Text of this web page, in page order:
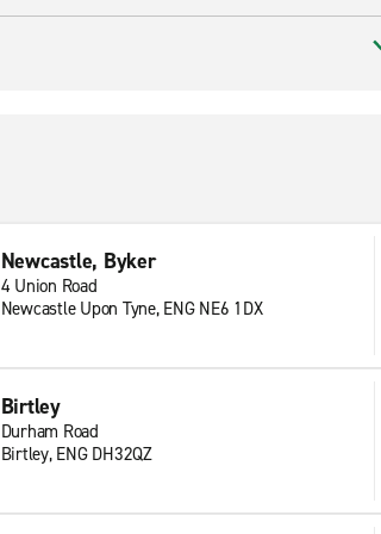
Newcastle, Byker
4 Union Road
Newcastle Upon Tyne, ENG NE6 1DX
Birtley
Durham Road
Birtley, ENG DH32QZ